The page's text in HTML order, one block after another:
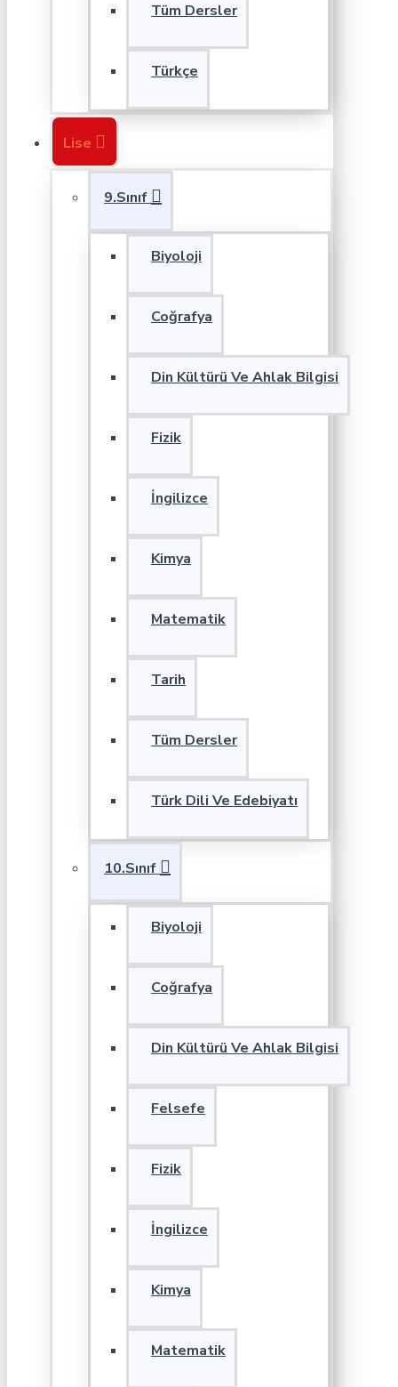
Tüm Dersler
Türkçe
Lise
9.Sınıf
Biyoloji
Coğrafya
Din Kültürü Ve Ahlak Bilgisi
Fizik
İngilizce
Kimya
Matematik
Tarih
Tüm Dersler
Türk Dili Ve Edebiyatı
10.Sınıf
Biyoloji
Coğrafya
Din Kültürü Ve Ahlak Bilgisi
Felsefe
Fizik
İngilizce
Kimya
Matematik